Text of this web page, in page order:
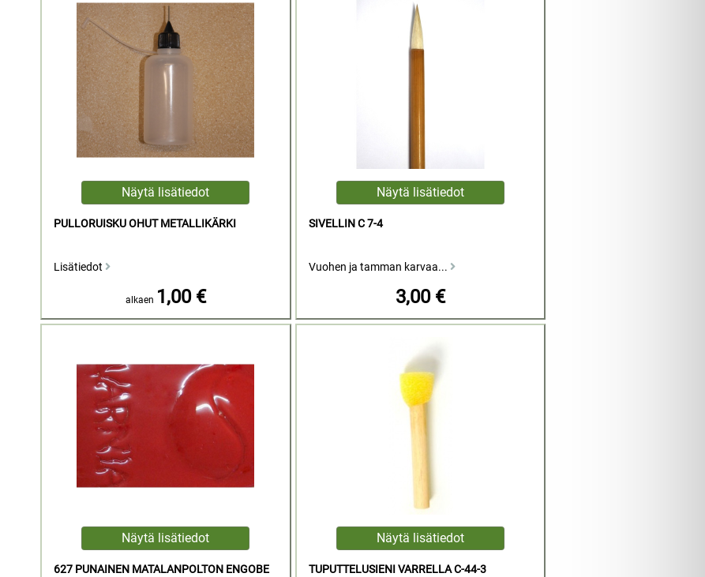
PULLORUISKU OHUT METALLIKÄRKI
Lisätiedot
alkaen 1,00 €
SIVELLIN C 7-4
Vuohen ja tamman karvaa...
3,00 €
627 PUNAINEN MATALANPOLTON ENGOBE TUPUTTELUSIENI VARRELLA C-44-3